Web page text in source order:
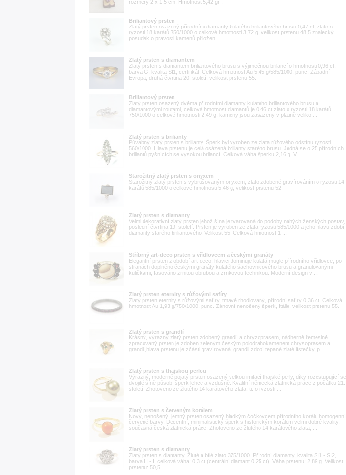
rozměry 2 x 1,5 cm. Hmotnost 5,42 gr .
Briliantový prsten
Zlatý prsten osazený přírodními diamanty kulatého briliantového brusu 0,47 ct, zlato o
ryzosti 18 karátů 750/1000 o celkové hmotnosti 3,72 g, velikost prstenu 48,5 znalecký
posudek o pravosti kamenů přiložen
Zlatý prsten s diamantem
Zlatý prsten s diamantem briliantového brusu s výjimečnou brilancí o hmotnosti 0,96 ct,
barva G, kvalita SI1, certifikát. Celková hmotnost Au 5,45 g/585/1000, punc. Západní
Evropa, druhá čtvrtina 20. století, velikost prstenu 55.
Briliantový prsten
Zlatý prsten osazený dvěma přírodními diamanty kulatého briliantového brusu a
diamantovými routami, celková hmotnost diamantů je 0,46 ct zlato o ryzosti 18 karátů
750/1000 o celkové hmotnosti 2,49 g, kameny jsou zasazeny v platině veliko ...
Zlatý prsten s brilianty
Půvabný zlatý prsten s brilianty. Šperk byl vyroben ze zlata růžového odstínu ryzosti
560/1000. Hlava prstenu je celá osázená brilianty starého brusu. Jedná se o 25 přírodních
briliantů pyšnících se vysokou brilancí. Celková váha šperku 2,16 g. V ...
Starožitný zlatý prsten s onyxem
Starožitný zlatý prsten s vybrušovaným onyxem, zlato zdobené gravírováním o ryzosti 14
karátů 585/1000 o celkové hmotnosti 5,46 g, velikost prstenu 52
Zlatý prsten s diamanty
Velmi dekorativní zlatý prsten jehož šína je tvarovaná do podoby nahých ženských postav,
poslední čtvrtina 19. století. Prsten je vyroben ze zlata ryzosti 585/1000 a jeho hlavu zdobí
diamanty starého briliantového. Velikost 55. Celková hmotnost 1 ...
Stříbrný art-deco prsten s vřídlovcem a českými granáty
Elegantní prsten z období art-deco, hlavici dominuje kulatá mugle přírodního vřídlovce, po
stranách doplněno českými granáty kulatého šachovnicového brusu a granulovanými
kuličkami, fasováno zrnitou obrubou a zrnkovou technikou. Moderní design v ...
Zlatý prsten eternity s růžovými safíry
Zlatý prsten eternity s růžovými safíry, tmavě rhodiovaný, přírodní safíry 0,36 ct. Celková
hmotnost Au 1,93 g/750/1000, punc. Zánovní nenošený šperk, Itálie, velikost prstenu 55.
Zlatý prsten s grandlí
Krásný, výrazný zlatý prsten zdobený grandlí a chryzoprasem, nádherně řemeslně
zpracovaný prsten je zdoben zeleným českým polodrahokamenem chrysoprasem a
grandlí,hlava prstenu je zčásti gravírovaná, grandli zdobí tepané zlaté lístečky, p ...
Zlatý prsten s thajskou perlou
Výrazný, moderně pojatý prsten osazený velkou imitací thajské perly, díky rozestupující se
dvojité šíně působí šperk lehce a vzdušně. Kvalitní německá zlatnická práce z počátku 21.
století. Zhotoveno ze žlutého 14 karátového zlata, tj. o ryzosti ...
Zlatý prsten s červeným korálem
Nový, nenošený, jemný prsten osazený hladkým čočkovcem přírodního korálu homogenní
červené barvy. Decentní, minimalistický šperk s historickým korálem velmi dobré kvality,
současná česká zlatnická práce. Zhotoveno ze žlutého 14 karátového zlata, ...
Zlatý prsten s diamanty
Zlatý prsten s diamanty. Žluté a bílé zlato 375/1000. Přírodní diamanty, kvalita SI1 - SI2,
barva H - I, celková váha: 0,3 ct (centrální diamant 0,25 ct). Váha prstenu: 2,89 g. Velikost
prstenu: 50,5.